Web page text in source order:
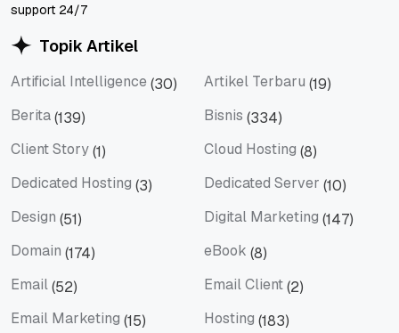
support 24/7
Topik Artikel
Artificial Intelligence (30) Artikel Terbaru (19)
Berita(139) Bisnis (334)
Client Story(1) Cloud Hosting (8)
Dedicated Hosting (3) Dedicated Server (10)
Design (51) Digital Marketing (147)
Domain (174) eBook (8)
Email(52) Email Client(2)
Email Marketing (15) Hosting (183)